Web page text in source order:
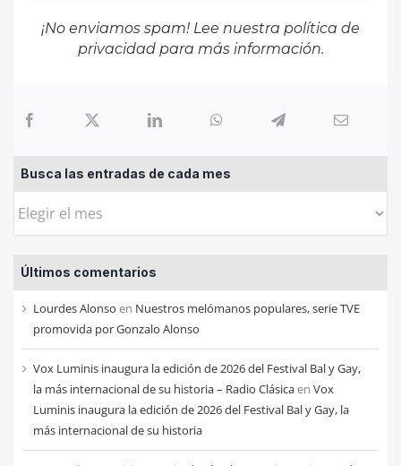
¡No enviamos spam! Lee nuestra política de
privacidadpara más información.
Busca las entradas de cada mes
Busca
entradas
de
cada
mes
Últimos comentarios
Lourdes Alonso en Nuestros melómanos populares, serie TVE
promovida por Gonzalo Alonso
Vox Luminis inaugura la edición de 2026 del Festival Bal y Gay,
la más internacional de su historia – Radio Clásicaen Vox
Luminis inaugura la edición de 2026 del Festival Bal y Gay, la
más internacional de su historia